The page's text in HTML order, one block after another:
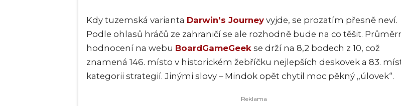
Kdy tuzemská varianta Darwin's Journey vyjde, se prozatím přesně neví.
Podle ohlasů hráčů ze zahraničí se ale rozhodně bude na co těšit.
hodnocení na webu BoardGameGeek se drží na 8,2 bodech z 10, což
znamená 146. místo v historickém žebříčku nejlepších deskovek a 83.
kategorii strategií. Jinými slovy – Mindok opět chytil moc pěkný „úlovek“.